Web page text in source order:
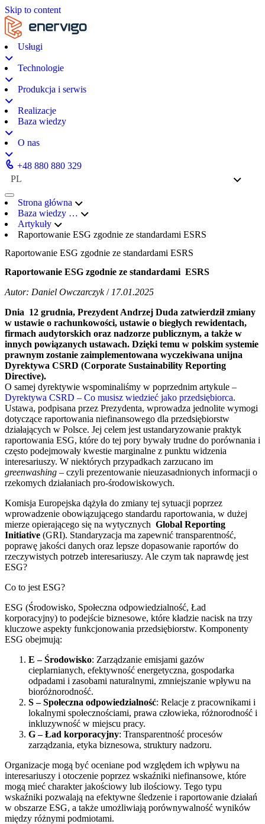
Skip to content
Usługi
Technologie
Produkcja i serwis
Realizacje
Baza wiedzy
O nas
+48 880 880 329
PL
Strona główna
Baza wiedzy …
Artykuły
Raportowanie ESG zgodnie ze standardami ESRS
Raportowanie ESG zgodnie ze standardami ESRS
Raportowanie ESG zgodnie ze standardami ESRS
Autor: Daniel Owczarczyk/ 17.01.2025
Dnia 12 grudnia, Prezydent Andrzej Duda zatwierdził zmiany
w ustawie o rachunkowości, ustawie o biegłych rewidentach,
firmach audytorskich oraz nadzorze publicznym, a także w
innych powiązanych ustawach. Dzięki temu w polskim systemie
prawnym zostanie zaimplementowana wyczekiwana unijna
Dyrektywa CSRD (Corporate Sustainability Reporting
Directive).
O samej dyrektywie wspominaliśmy w poprzednim artykule –
Dyrektywa CSRD – Co musisz wiedzieć jako przedsiębiorca.
Ustawa, podpisana przez Prezydenta, wprowadza jednolite wymogi
dotyczące raportowania niefinansowego dla przedsiębiorstw
działających w Polsce. Jej celem jest ustandaryzowanie praktyk
raportowania ESG, które do tej pory bywały trudne do porównania i
często podejmowały kwestie marginalne z punktu widzenia
interesariuszy. W niektórych przypadkach zarzucano im
greenwashing – czyli prezentowanie nieuzasadnionych informacji o
rzekomych działaniach pro-środowiskowych.
Komisja Europejska dążyła do zmiany tej sytuacji poprzez
wprowadzenie obowiązującego standardu raportowania, w dużej
mierze opierającego się na wytycznych Global Reporting
Initiative (GRI). Standaryzacja ma zapewnić transparentność,
poprawę jakości danych oraz lepsze dopasowanie raportów do
rzeczywistych potrzeb interesariuszy. Ale czym tak naprawdę jest
ESG?
Co to jest ESG?
ESG (Środowisko, Społeczna odpowiedzialność, Ład
korporacyjny) to podejście biznesowe, które kładzie nacisk na trzy
kluczowe aspekty funkcjonowania przedsiębiorstw. Komponenty
ESG obejmują:
E – Środowisko: Zarządzanie emisjami gazów
cieplarnianych, efektywność energetyczna, gospodarka
odpadami i zasobami naturalnymi, zmniejszanie wpływu na
bioróżnorodność.
S – Społeczna odpowiedzialność: Relacje z pracownikami i
lokalnymi społecznościami, prawa człowieka, różnorodność i
inkluzywność w miejscu pracy.
G – Ład korporacyjny: Transparentność procesów
zarządzania, etyka biznesowa, struktury nadzoru.
Organizacje mogą być oceniane pod względem ich wpływu na
interesariuszy i otoczenie poprzez wskaźniki niefinansowe, które
mogą mieć charakter jakościowy lub ilościowy. Tego typu
wskaźniki pozwalają na efektywne śledzenie i raportowanie działań
w obszarze ESG, a także umożliwiają porównywalność wyników
między różnymi podmiotami.